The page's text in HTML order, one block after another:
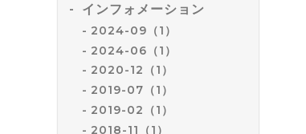
インフォメーション
2024-09（1）
2024-06（1）
2020-12（1）
2019-07（1）
2019-02（1）
2018-11（1）